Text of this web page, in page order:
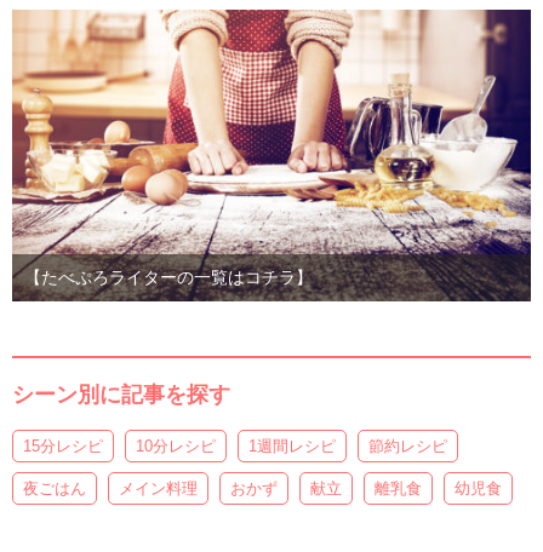
【たべぷろライターの一覧はコチラ】
シーン別に記事を探す
15分レシピ 10分レシピ 1週間レシピ 節約レシピ
夜ごはん メイン料理 おかず 献立 離乳食 幼児食